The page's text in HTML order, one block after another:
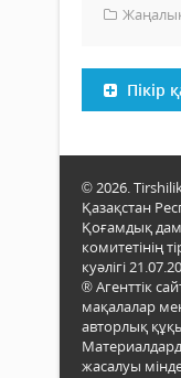
Пікір
© 2026.
Қазақстан
Қоғамдық
комитетінің
куәлігі
® Агенттік
мақалалар
авторлық
жасалуы